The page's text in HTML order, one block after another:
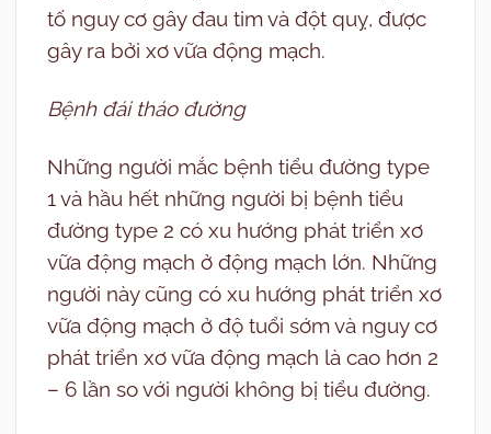
tố nguy cơ gây đau tim và đột quỵ, được
gây ra bởi xơ vữa động mạch.
Bệnh đái tháo đường
Những người mắc bệnh tiểu đường type
1 và hầu hết những người bị bệnh tiểu
đường type 2 có xu hướng phát triển xơ
vữa động mạch ở động mạch lớn. Những
người này cũng có xu hướng phát triển xơ
vữa động mạch ở độ tuổi sớm và nguy cơ
phát triển xơ vữa động mạch là cao hơn 2
– 6 lần so với người không bị tiểu đường.